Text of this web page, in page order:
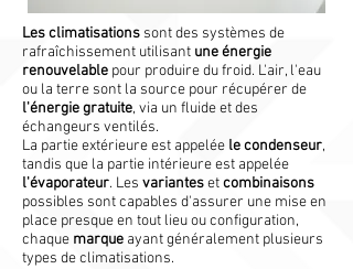
Les climatisations sont des systèmes de
rafraîchissement utilisant une énergie
renouvelable pour produire du froid. L'air, l'eau
ou la terre sont la source pour récupérer de
l'énergie gratuite, via un fluide et des
échangeurs ventilés.
La partie extérieure est appelée le condenseur,
tandis que la partie intérieure est appelée
l'évaporateur. Les variantesetcombinaisons
possibles sont capables d'assurer une mise en
place presque en tout lieu ou configuration,
chaque marque ayant généralement plusieurs
types de climatisations.